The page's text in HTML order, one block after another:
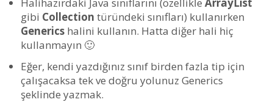
gibi Collection türündeki sınıfları) kullanırken
Generics halini kullanın. Hatta diğer hali hiç
kullanmayın 🙂
Eğer, kendi yazdığınız sınıf birden fazla tip için
çalışacaksa tek ve doğru yolunuz Generics
şeklinde yazmak.